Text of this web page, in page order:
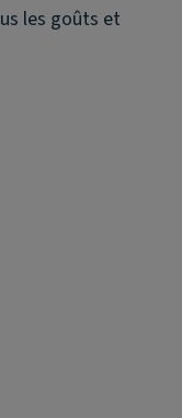
les goûts et